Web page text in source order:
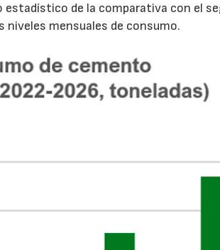
de la comparativa con el
niveles mensuales de consumo.